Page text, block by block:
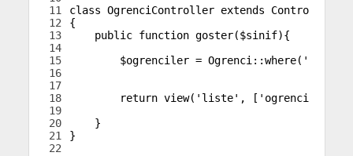
11
12
13
14
15
16
17
18
19
20
21
22
class OgrenciController extends
Controller
{
public function goster($sinif){
$ogrenciler = Ogrenci::where( 'sinif'
return view( 'liste' , [ 'ogrenciler'
}
}